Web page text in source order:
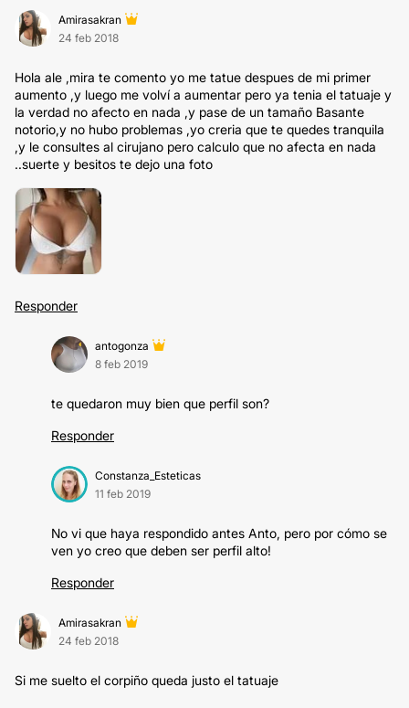
Amirasakran
24 feb 2018
Hola ale ,mira te comento yo me tatue despues de mi primer
aumento ,y luego me volví a aumentar pero ya tenia el tatuaje y
la verdad no afecto en nada ,y pase de un tamaño Basante
notorio,y no hubo problemas ,yo creria que te quedes tranquila
,y le consultes al cirujano pero calculo que no afecta en nada
..suerte y besitos te dejo una foto
Responder
antogonza
8 feb 2019
te quedaron muy bien que perfil son?
Responder
Constanza_Esteticas
11 feb 2019
No vi que haya respondido antes Anto, pero por cómo se
ven yo creo que deben ser perfil alto!
Responder
Amirasakran
24 feb 2018
Si me suelto el corpiño queda justo el tatuaje